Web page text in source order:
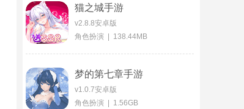
猫之城手游
v2.8.8安卓版
角色扮演 | 138.44MB
梦的第七章手游
v1.0.7安卓版
角色扮演 | 1.56GB